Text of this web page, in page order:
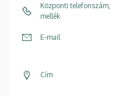
Központi telefonszám,
mellék
E-mail
Cím